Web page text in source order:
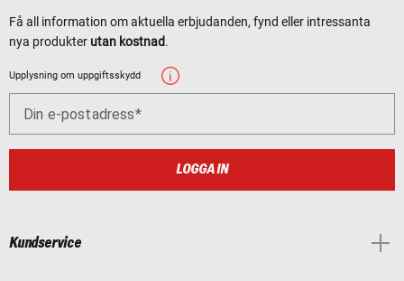
Få all information om aktuella erbjudanden, fynd eller intressanta
nya produkter utan kostnad.
Upplysning om uppgiftsskydd
Din e-postadress
LOGGA IN
Kundservice